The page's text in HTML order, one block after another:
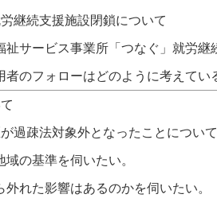
労継続支援施設閉鎖について
祉サービス事業所「つなぐ」就労継
者のフォローはどのように考えてい
が過疎法対象外となったことについて
の基準を伺いたい。
外れた影響はあるのかを伺いたい。